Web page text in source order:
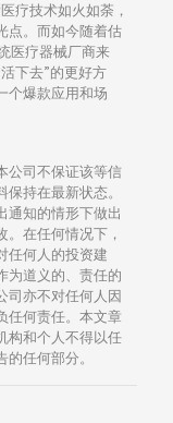
疗技术如火如荼，
点。而如今随着估
医疗器械厂商来
下去”的更好方
个爆款应用和场
公司不保证该等信
持在最新状态。
通知的情形下做出
在任何情况下，
任何人的投资建
为道义的、责任的
司亦不对任何人因
任何责任。本文章
构和个人不得以任
任何部分。